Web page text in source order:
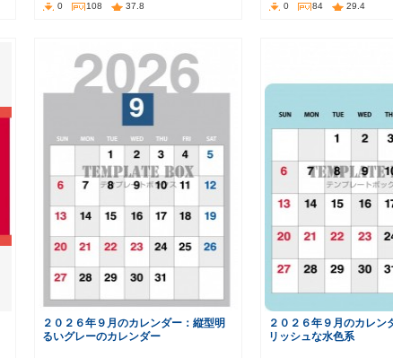
0 108 37.8 0 84 29.4
２０２６年９月のカレンダー：縦型明
るいグレーのカレンダー
２０２６年９月のカレン
リッシュな水色系